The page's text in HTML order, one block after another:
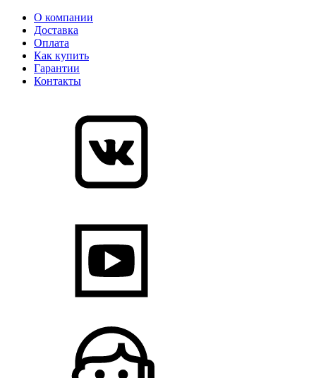
О компании
Доставка
Оплата
Как купить
Гарантии
Контакты